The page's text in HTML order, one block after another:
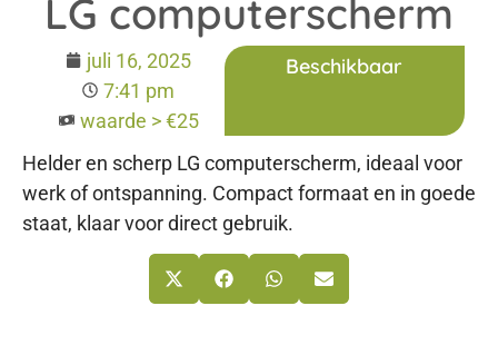
LG computerscherm
Beschikbaar
juli 16, 2025
7:41 pm
waarde > €25
Helder en scherp LG computerscherm, ideaal voor
werk of ontspanning. Compact formaat en in goede
staat, klaar voor direct gebruik.